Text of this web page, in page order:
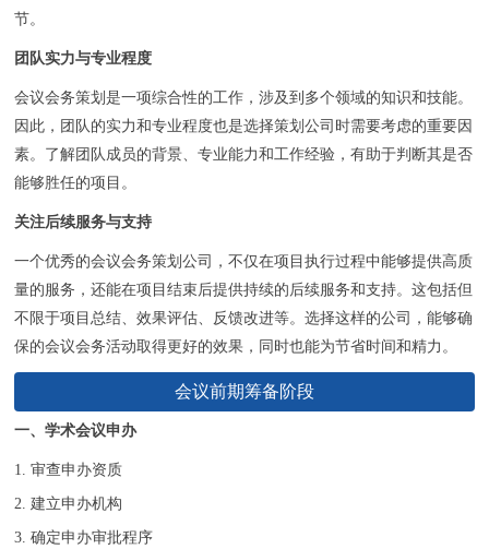
节。
团队实力与专业程度
会议会务策划是一项综合性的工作，涉及到多个领域的知识和技能。
因此，团队的实力和专业程度也是选择策划公司时需要考虑的重要因
素。了解团队成员的背景、专业能力和工作经验，有助于判断其是否
能够胜任的项目。
关注后续服务与支持
一个优秀的会议会务策划公司，不仅在项目执行过程中能够提供高质
量的服务，还能在项目结束后提供持续的后续服务和支持。这包括但
不限于项目总结、效果评估、反馈改进等。选择这样的公司，能够确
保的会议会务活动取得更好的效果，同时也能为节省时间和精力。
会议前期筹备阶段
一、学术会议申办
1. 审查申办资质
2. 建立申办机构
3. 确定申办审批程序